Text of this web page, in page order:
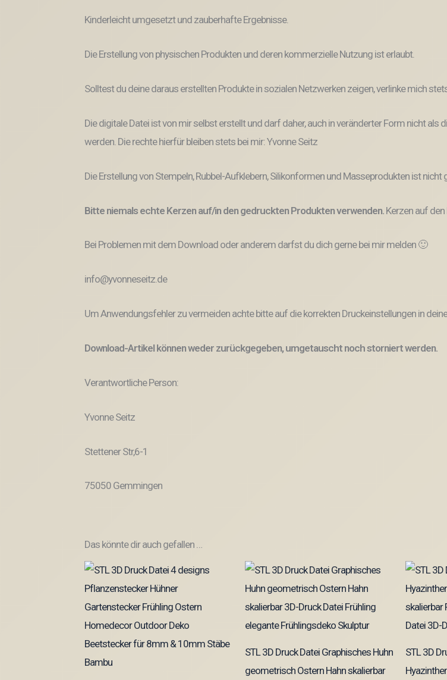
Kinderleicht umgesetzt und zauberhafte Ergebnisse.
Die Erstellung von physischen Produkten und deren kommerzielle Nutzung ist erlaubt.
Solltest du deine daraus erstellten Produkte in sozialen Netzwerken zeigen, verlinke mich
Die digitale Datei ist von mir selbst erstellt und darf daher, auch in veränderter Form nicht
werden. Die rechte hierfür bleiben stets bei mir: Yvonne Seitz
Die Erstellung von Stempeln, Rubbel-Aufklebern, Silikonformen und Masseprodukten ist nicht
Bitte niemals echte Kerzen auf/in den gedruckten Produkten verwenden. Kerzen auf
Bei Problemen mit dem Download oder anderem darfst du dich gerne bei mir melden 🙂
info@yvonneseitz.de
Um Anwendungsfehler zu vermeiden achte bitte auf die korrekten Druckeinstellungen in
Download-Artikel können weder zurückgegeben, umgetauscht noch storniert werden.
Verantwortliche Person:
Yvonne Seitz
Stettener Str,6-1
75050 Gemmingen
Das könnte dir auch gefallen …
STL 3D Druck Datei Graphisches Huhn
geometrisch Ostern Hahn skalierbar
STL 3D